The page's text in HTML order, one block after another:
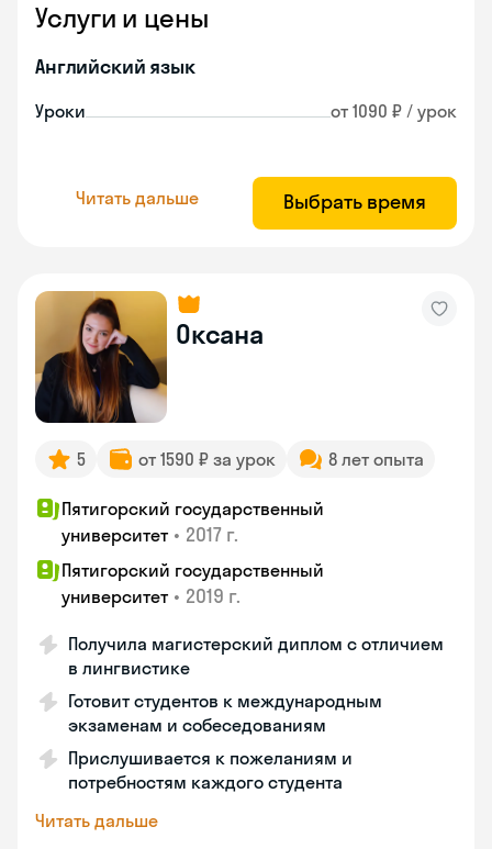
Услуги и цены
Английский язык
Уроки от 1090 ₽ / урок
Читать дальше Выбрать время
Оксана
5 от 1590 ₽ за урок 8 лет опыта
Пятигорский государственный
университет • 2017 г.
Пятигорский государственный
университет • 2019 г.
Получила магистерский диплом с отличием
в лингвистике
Готовит студентов к международным
экзаменам и собеседованиям
Прислушивается к пожеланиям и
потребностям каждого студента
Читать дальше